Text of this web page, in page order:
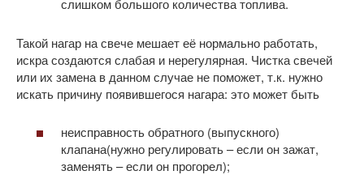
слишком большого количества топлива.
Такой нагар на свече мешает её нормально работать,
искра создаются слабая и нерегулярная. Чистка свечей
или их замена в данном случае не поможет, т.к. нужно
искать причину появившегося нагара: это может быть
неисправность обратного (выпускного)
клапана(нужно регулировать – если он зажат,
заменять – если он прогорел);